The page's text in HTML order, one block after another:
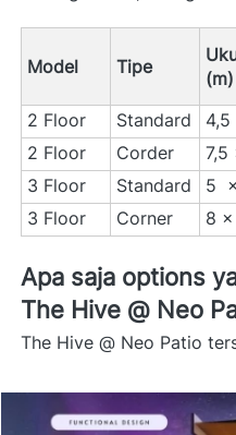
Model Tipe
(m)
2 Floor
Standard 4,5
2 Floor
Corder 7,5
3 Floor
Standard 5
3 Floor
Corner 8 x
Apa saja options
The Hive @ Neo
The Hive @ Neo Patio